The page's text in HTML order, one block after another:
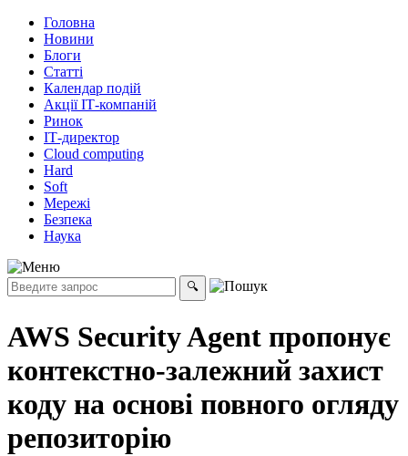
Головна
Новини
Блоги
Статті
Календар подій
Акції ІТ-компаній
Ринок
ІТ-директор
Cloud computing
Hard
Soft
Мережі
Безпека
Наука
AWS Security Agent пропонує
контекстно-залежний захист
коду на основі повного огляду
репозиторію